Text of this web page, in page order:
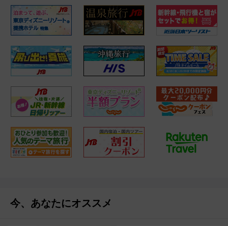
今、あなたにオススメ